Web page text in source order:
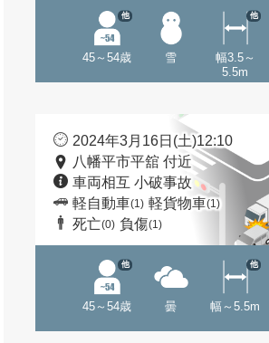
45～54歳
他
雪
幅3.5～
5.5m
他
2024年3月16日(土)12:10
八幡平市平舘 付近
車両相互 小破事故
軽自動車(1) 軽貨物車(1)
死亡(0) 負傷(1)
45～54歳
他
曇 幅～5.5m
他